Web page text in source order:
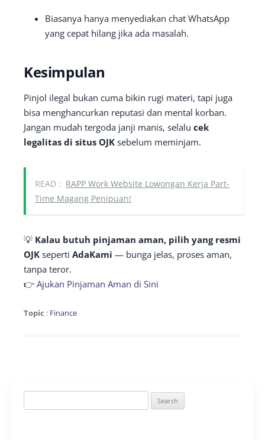
Biasanya hanya menyediakan chat WhatsApp
yang cepat hilang jika ada masalah.
Kesimpulan
Pinjol ilegal bukan cuma bikin rugi materi, tapi juga
bisa menghancurkan reputasi dan mental korban.
Jangan mudah tergoda janji manis, selalu cek
legalitas di situs OJK sebelum meminjam.
READ : RAPP Work Website Lowongan Kerja Part-
Time Magang Penipuan!
💡 Kalau butuh pinjaman aman, pilih yang resmi
OJK seperti AdaKami — bunga jelas, proses aman,
tanpa teror.
👉 Ajukan Pinjaman Aman di Sini
Topic : Finance
for: